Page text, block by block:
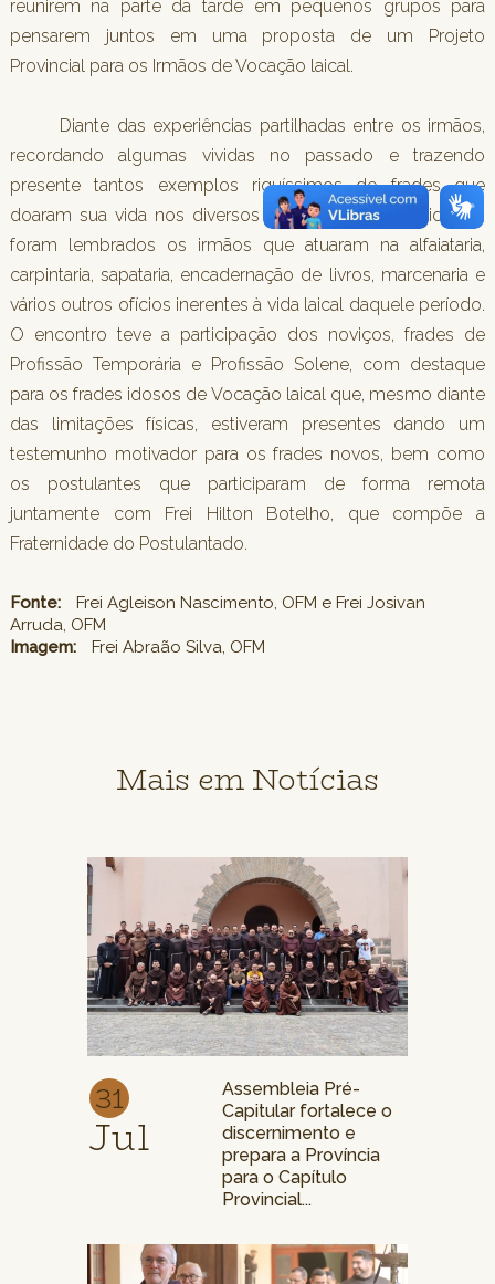
reunirem na parte da tarde em pequenos grupos para
pensarem juntos em uma proposta de um Projeto
Provincial para os Irmãos de Vocação laical.
Diante das experiências partilhadas entre os irmãos,
recordando algumas vividas no passado e trazendo
presente tantos exemplos riquíssimos de frades que
doaram sua vida nos diversos serviços das fraternidades,
foram lembrados os irmãos que atuaram na alfaiataria,
carpintaria, sapataria, encadernação de livros, marcenaria e
vários outros ofícios inerentes à vida laical daquele período.
O encontro teve a participação dos noviços, frades de
Profissão Temporária e Profissão Solene, com destaque
para os frades idosos de Vocação laical que, mesmo diante
das limitações físicas, estiveram presentes dando um
testemunho motivador para os frades novos, bem como
os postulantes que participaram de forma remota
juntamente com Frei Hilton Botelho, que compõe a
Fraternidade do Postulantado.
Fonte:
Frei Agleison Nascimento, OFM e Frei Josivan
Arruda, OFM
Imagem:
Frei Abraão Silva, OFM
Mais em Notícias
31
Jul
Assembleia Pré-
Capitular fortalece o
discernimento e
prepara a Província
para o Capítulo
Provincial...